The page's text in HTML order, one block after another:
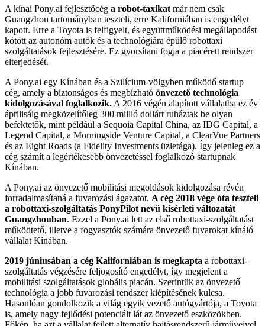
A kínai Pony.ai fejlesztőcég a robot-taxikat már nem csak
Guangzhou tartományban teszteli, erre Kaliforniában is engedélyt
kapott. Erre a Toyota is felfigyelt, és együttműködési megállapodást
kötött az autonóm autók és a technológiára épülő robottaxi
szolgáltatások fejlesztésére. Ez gyorsítani fogja a piacérett rendszer
elterjedését.
A Pony.ai egy Kínában és a Szilícium-völgyben működő startup
cég, amely a biztonságos és megbízható önvezető technológia
kidolgozásával foglalkozik. A 2016 végén alapított vállalatba ez év
áprilisáig megközelítőleg 300 millió dollárt ruháztak be olyan
befektetők, mint például a Sequoia Capital China, az IDG Capital, a
Legend Capital, a Morningside Venture Capital, a ClearVue Partners
és az Eight Roads (a Fidelity Investments üzletága). Így jelenleg ez a
cég számít a legértékesebb önvezetéssel foglalkozó startupnak
Kínában.
A Pony.ai az önvezető mobilitási megoldások kidolgozása révén
forradalmasítaná a fuvarozási ágazatot. A cég 2018 vége óta teszteli
a robottaxi-szolgáltatás PonyPilot nevű kísérleti változatát
Guangzhouban. Ezzel a Pony.ai lett az első robottaxi-szolgáltatást
működtető, illetve a fogyasztók számára önvezető fuvarokat kínáló
vállalat Kínában.
2019 júniusában a cég Kaliforniában is megkapta a robottaxi-
szolgáltatás végzésére feljogosító engedélyt, így megjelent a
mobilitási szolgáltatások globális piacán. Szerintük az önvezető
technológia a jobb fuvarozási rendszer kiépítésének kulcsa.
Hasonlóan gondolkozik a világ egyik vezető autógyártója, a Toyota
is, amely nagy fejlődési potenciált lát az önvezető eszközökben.